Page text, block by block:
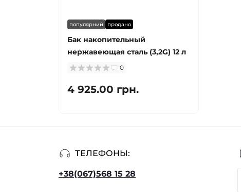
популярний продано
Бак накопительный
нержавеющая сталь (3,2G) 12 л
0
4 925.00 грн.
ТЕЛЕФОНЫ:
+38(067)568 15 28